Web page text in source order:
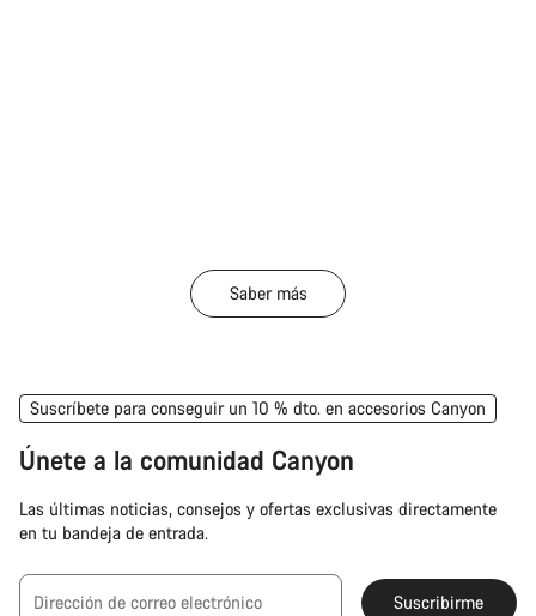
Saber más
Suscríbete para conseguir un 10 % dto. en accesorios Canyon
Únete a la comunidad Canyon
Las últimas noticias, consejos y ofertas exclusivas directamente
en tu bandeja de entrada.
Dirección de correo electrónico Suscribirme